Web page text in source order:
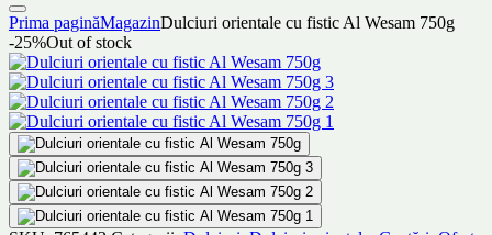
Prima paginăMagazinDulciuri orientale cu fistic Al Wesam 750g
-25%Out of stock